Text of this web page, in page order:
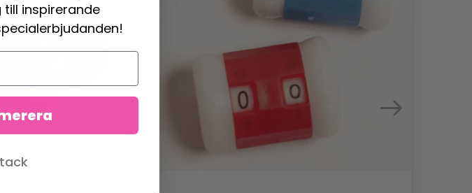
till inspirerande